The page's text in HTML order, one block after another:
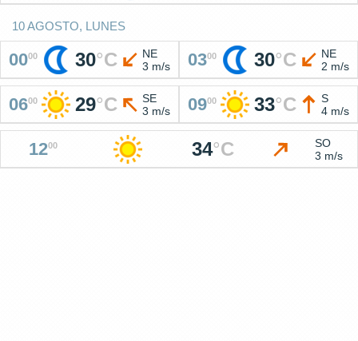
10 AGOSTO, LUNES
0000 30°C
NE
3 m/s
0300 30°C
NE
2 m/s
0600 29°C
SE
3 m/s
0900 33°C
S
4 m/s
1200 34°C
SO
3 m/s